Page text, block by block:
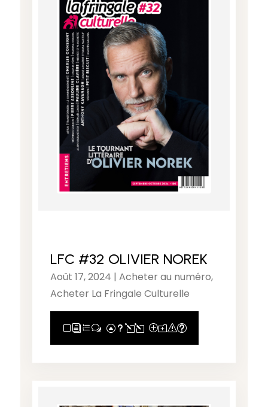
LFC #32 OLIVIER NOREK
Août 17, 2024 | Acheter au numéro,
Acheter La Fringale Culturelle
View Full Post